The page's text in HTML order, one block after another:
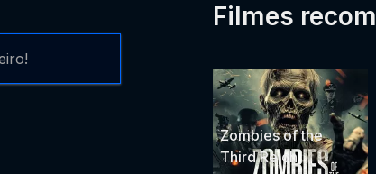
Filmes
Zombies of the
Third Reich